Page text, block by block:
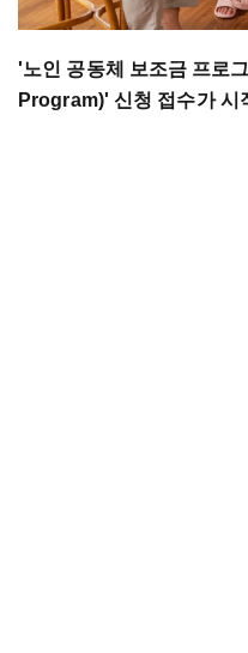
'노인 공동체 보조금 프로
Program)' 신청 접수가 시